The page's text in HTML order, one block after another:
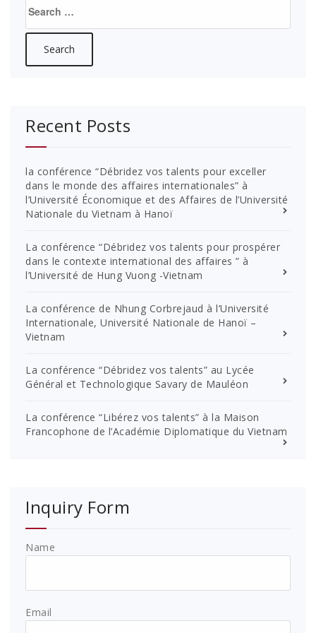
for:
Recent Posts
la conférence “Débridez vos talents pour exceller
dans le monde des affaires internationales” à
l’Université Économique et des Affaires de l’Université
Nationale du Vietnam à Hanoï
La conférence “Débridez vos talents pour prospérer
dans le contexte international des affaires ” à
l’Université de Hung Vuong -Vietnam
La conférence de Nhung Corbrejaud à l’Université
Internationale, Université Nationale de Hanoï –
Vietnam
La conférence “Débridez vos talents” au Lycée
Général et Technologique Savary de Mauléon
La conférence “Libérez vos talents” à la Maison
Francophone de l’Académie Diplomatique du Vietnam
Inquiry Form
Name
Email